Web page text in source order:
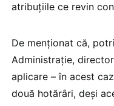
atribuțiile ce revin
De menționat că,
Administrație,
aplicare – în acest
două hotărâri, deși